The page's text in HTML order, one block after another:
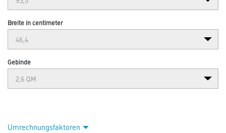
Breite in centimeter
Gebinde
Umrechnungsfaktoren